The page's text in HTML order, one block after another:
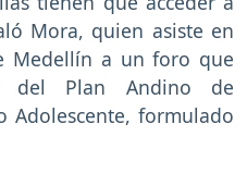
Mora, quien asiste en
Medellín a un foro que
del Plan Andino de
Adolescente, formulado